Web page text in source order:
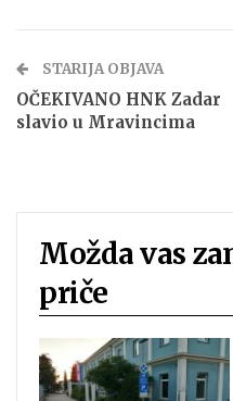
STARIJA OBJAVA
OČEKIVANO HNK Zadar
slavio u Mravincima
Možda vas
priče